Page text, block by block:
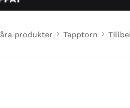
produkter Tapptorn